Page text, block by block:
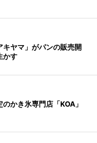
ヤマ」がパンの販売開
かす
のかき氷専門店「KOA」